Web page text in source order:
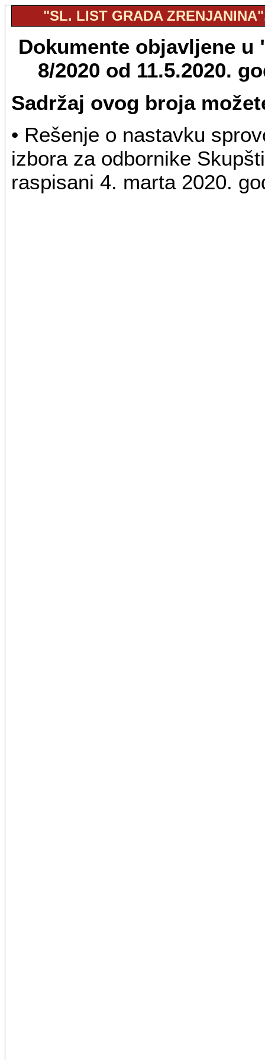
"SL. LIST GRADA
Dokumente objavljene
8/2020 od 11.5.2020.
Sadržaj ovog broja
• Rešenje o nastavku
izbora za odbornike
raspisani 4. marta 2020.